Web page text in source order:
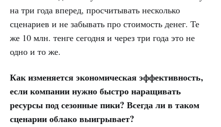
на три года вперед, просчитывать несколько
сценариев и не забывать про стоимость денег. Те
же 10 млн. тенге сегодня и через три года это не
одно и то же.
Как изменяется экономическая эффективность,
если компании нужно быстро наращивать
ресурсы под сезонные пики? Всегда ли в таком
сценарии облако выигрывает?